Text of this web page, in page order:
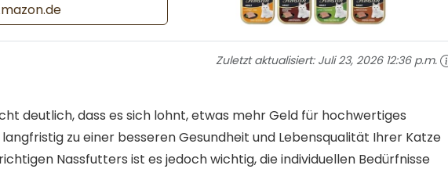
Zuletzt aktualisiert: Juli 23, 2026 12:36 p.m.
deutlich, dass es sich lohnt, etwas mehr Geld für hochwertiges
zu einer besseren Gesundheit und Lebensqualität Ihrer Katze
Nassfutters ist es jedoch wichtig, die individuellen Bedürfnisse